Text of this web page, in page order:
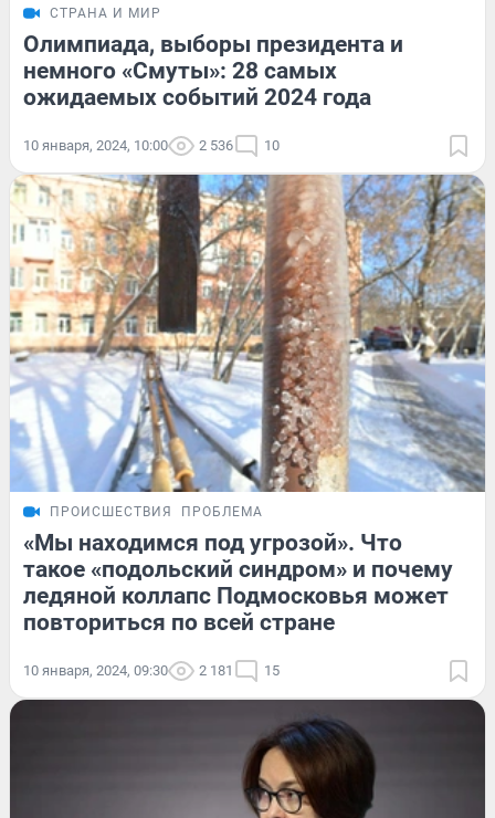
СТРАНА И МИР
Олимпиада, выборы президента и
немного «Смуты»: 28 самых
ожидаемых событий 2024 года
10 января, 2024, 10:00 2 536 10
ПРОИСШЕСТВИЯ ПРОБЛЕМА
«Мы находимся под угрозой». Что
такое «подольский синдром» и почему
ледяной коллапс Подмосковья может
повториться по всей стране
10 января, 2024, 09:30 2 181 15